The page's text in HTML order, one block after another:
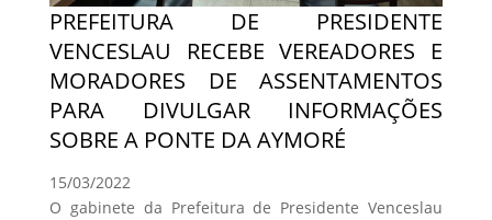
PREFEITURA DE PRESIDENTE
VENCESLAU RECEBE VEREADORES E
MORADORES DE ASSENTAMENTOS
PARA DIVULGAR INFORMAÇÕES
SOBRE A PONTE DA AYMORÉ
15/03/2022
O gabinete da Prefeitura de Presidente Venceslau